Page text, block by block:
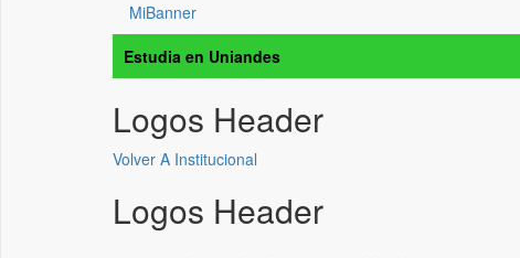
MiBanner
Estudia en Uniandes
Logos Header
Volver A Institucional
Logos Header